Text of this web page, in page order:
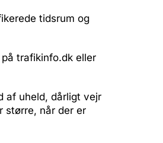
tidsrum og
trafikinfo.dk eller
af uheld, dårligt vejr
større, når der er